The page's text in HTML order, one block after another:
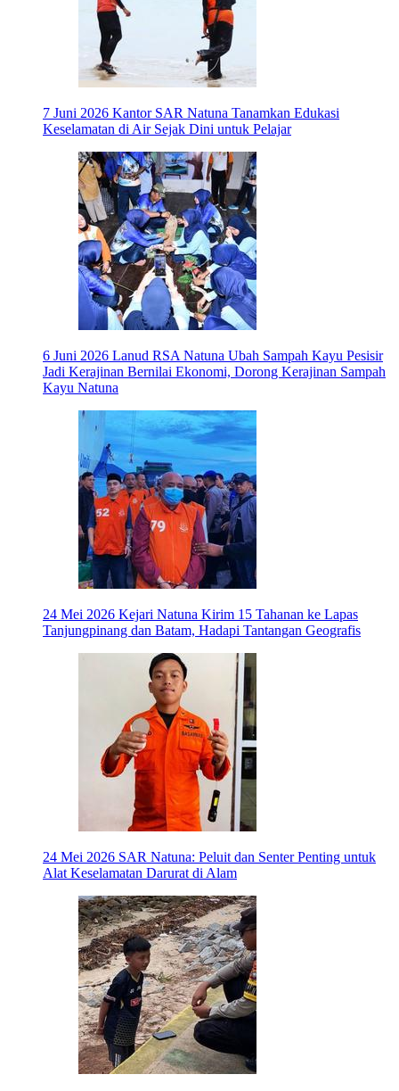
7 Juni 2026 Kantor SAR Natuna Tanamkan Edukasi
Keselamatan di Air Sejak Dini untuk Pelajar
6 Juni 2026 Lanud RSA Natuna Ubah Sampah Kayu Pesisir
Jadi Kerajinan Bernilai Ekonomi, Dorong Kerajinan Sampah
Kayu Natuna
24 Mei 2026 Kejari Natuna Kirim 15 Tahanan ke Lapas
Tanjungpinang dan Batam, Hadapi Tantangan Geografis
24 Mei 2026 SAR Natuna: Peluit dan Senter Penting untuk
Alat Keselamatan Darurat di Alam